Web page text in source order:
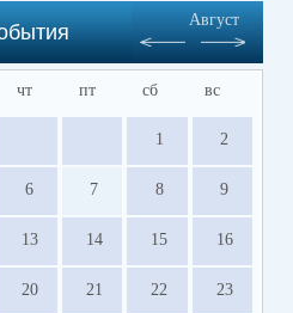
Август
чт пт сб вс
1 2
6 7 8 9
13 14 15 16
20 21 22 23